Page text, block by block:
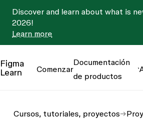
Discover and learn about what is
2026!
Learn more
Figma
Learn
Comenzar
Documentación
de productos
Cursos, tutoriales, proyectos